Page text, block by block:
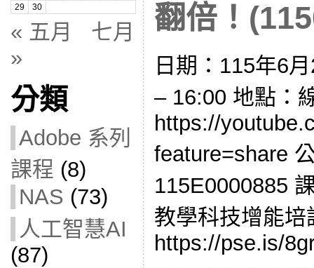
29
30
« 五月
七月
»
分類
Adobe 系列
課程 (8)
NAS (73)
人工智慧AI
(87)
翻倍！
日期：115年6
– 16:00 地點：
https://
feature=share
115E0000885
教學科技增能
https://pse.is/